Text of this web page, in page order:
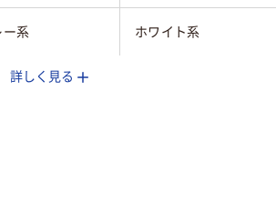
ー系 ホワイト系
詳しく見る